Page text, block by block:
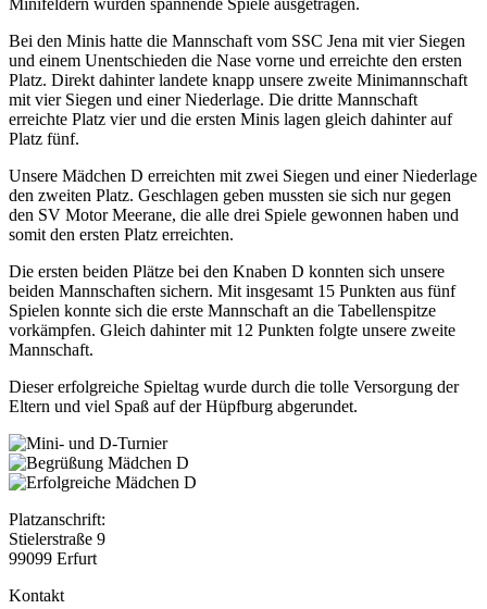
Bei den Minis hatte die Mannschaft vom SSC Jena mit vier Siegen
und einem Unentschieden die Nase vorne und erreichte den ersten
Platz. Direkt dahinter landete knapp unsere zweite Minimannschaft
mit vier Siegen und einer Niederlage. Die dritte Mannschaft
erreichte Platz vier und die ersten Minis lagen gleich dahinter auf
Platz fünf.
Unsere Mädchen D erreichten mit zwei Siegen und einer Niederlage
den zweiten Platz. Geschlagen geben mussten sie sich nur gegen
den SV Motor Meerane, die alle drei Spiele gewonnen haben und
somit den ersten Platz erreichten.
Die ersten beiden Plätze bei den Knaben D konnten sich unsere
beiden Mannschaften sichern. Mit insgesamt 15 Punkten aus fünf
Spielen konnte sich die erste Mannschaft an die Tabellenspitze
vorkämpfen. Gleich dahinter mit 12 Punkten folgte unsere zweite
Mannschaft.
Dieser erfolgreiche Spieltag wurde durch die tolle Versorgung der
Eltern und viel Spaß auf der Hüpfburg abgerundet.
Platzanschrift:
Stielerstraße 9
99099 Erfurt
Kontakt